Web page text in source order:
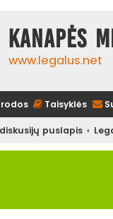
Kanapės
www.legalus.net
Taisyklės
puslapis